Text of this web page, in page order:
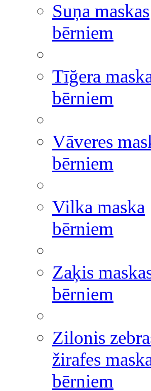
Suņa maskas
bērniem
Tīğera
bērniem
Vāveres
bērniem
Vilka maska
bērniem
Zaķis
bērniem
Zilonis
žirafes
bērniem